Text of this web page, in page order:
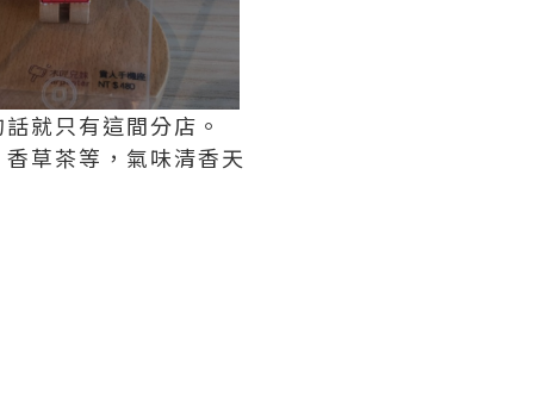
就只有這間分店。
草茶等，氣味清香天